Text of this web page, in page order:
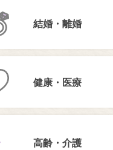
結婚・離婚
健康・医療
高齢・介護